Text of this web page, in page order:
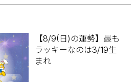
【8/9(日)の運勢】最も
ラッキーなのは3/19生
まれ